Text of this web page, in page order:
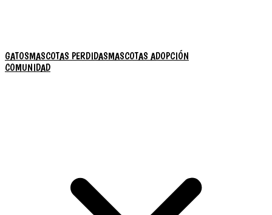
GATOSMASCOTAS PERDIDASMASCOTAS ADOPCIÓN
COMUNIDAD